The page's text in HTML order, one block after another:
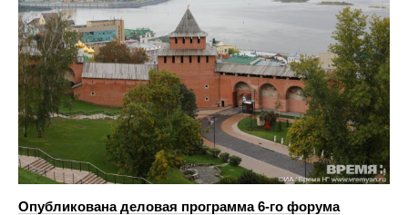
Опубликована деловая программа 6-го форума